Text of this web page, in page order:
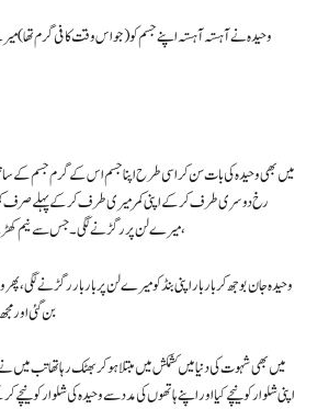
وحیدہ نے آہستہ آہستہ اپنے جسم کو (جو اس وقت کافی گرم
میں بھی وحیدہ کی بات سن کر اسی طرح اپنا جسم اس کے گرم جسم کے
رخ دوسری طرف کرکے اپنی کمر میری طرف کرکے پہلے صرف کمر
میرے لن پر رگڑنے لگی۔ جس سے نیم کھڑے لن میں مزید جان پڑنے لگی،
وحیدہ جان بوجھ کر بار بار اپنی بنڈ کو میرے لن پر بار بار رگڑنے لگی،
بن گئی اور
میں بھی شہوت کی دنیا میں کشمکش میں مبتلا ہوکر بھٹک رہا تھا تب
اپنی شلوار کو نیچے کیا اور اپنے ہاتھوں کی مدد سے وحیدہ کی شلوار کو نیچے